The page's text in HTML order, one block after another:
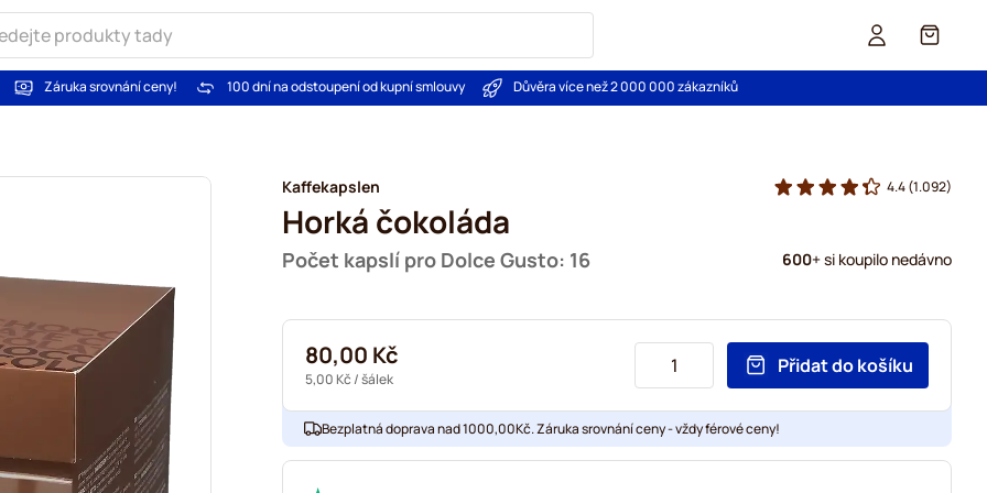
Košík
Záruka srovnání ceny! 100 dní na odstoupení od kupní smlouvy Důvěra více než 2 000 000 zákazníků
Kaffekapslen
Horká čokoláda
Počet kapslí pro Dolce Gusto: 16
4.4(1.092)
600+ si koupilo nedávno
80,00 Kč
5,00 Kč / šálek
Přidat do košíku
Bezplatná doprava nad 1000,00Kč. Záruka srovnání ceny - vždy férové ceny!